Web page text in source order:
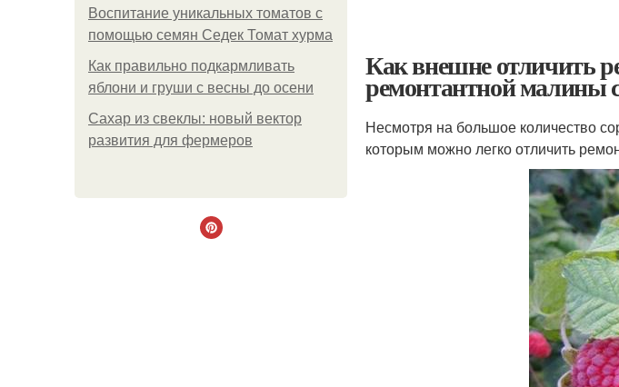
Воспитание уникальных томатов с
помощью семян Седек Томат хурма
Как правильно подкармливать
яблони и груши с весны до осени
Сахар из свеклы: новый вектор
развития для фермеров
Как внешне отличить
ремонтантной малины
Несмотря на большое количество
которым можно легко отличить